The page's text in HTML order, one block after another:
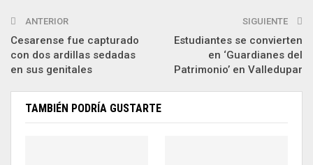
ANTERIOR
Cesarense fue capturado
con dos ardillas sedadas
en sus genitales
SIGUIENTE
Estudiantes se convierten
en ‘Guardianes del
Patrimonio’ en Valledupar
TAMBIÉN PODRÍA GUSTARTE